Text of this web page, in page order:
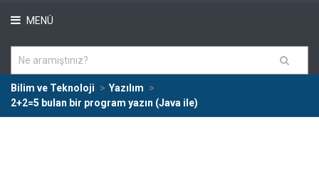
MENÜ
Bilim ve Teknoloji
Yazılım
2+2=5 bulan bir program yazın (Java ile)